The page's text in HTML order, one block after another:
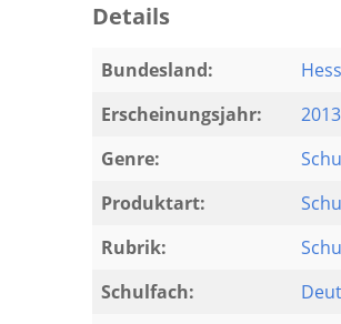
Details
Bundesland:
Erscheinungsjahr:
2013
Genre:
Produktart:
Rubrik:
Schulfach: